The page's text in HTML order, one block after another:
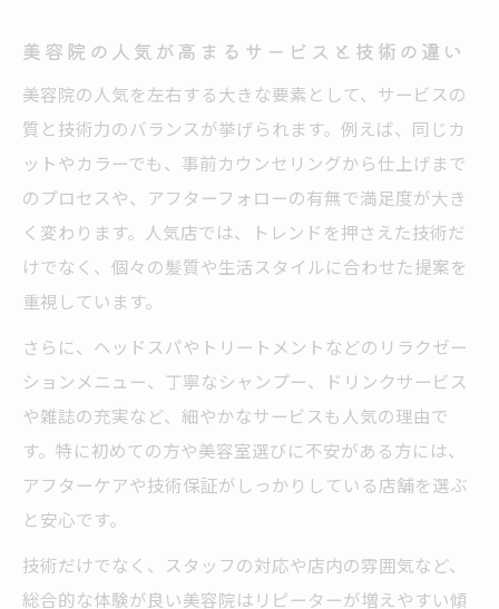
とは
美容室の人気と満足度を両立させるコツ
美容院の人気が高まるサービスと技術の違い
美容院の人気を左右する大きな要素として、サービスの
質と技術力のバランスが挙げられます。例えば、同じカ
ットやカラーでも、事前カウンセリングから仕上げまで
のプロセスや、アフターフォローの有無で満足度が大き
く変わります。人気店では、トレンドを押さえた技術だ
けでなく、個々の髪質や生活スタイルに合わせた提案を
重視しています。
さらに、ヘッドスパやトリートメントなどのリラクゼー
ションメニュー、丁寧なシャンプー、ドリンクサービス
や雑誌の充実など、細やかなサービスも人気の理由で
す。特に初めての方や美容室選びに不安がある方には、
アフターケアや技術保証がしっかりしている店舗を選ぶ
と安心です。
技術だけでなく、スタッフの対応や店内の雰囲気など、
総合的な体験が良い美容院はリピーターが増えやすい傾